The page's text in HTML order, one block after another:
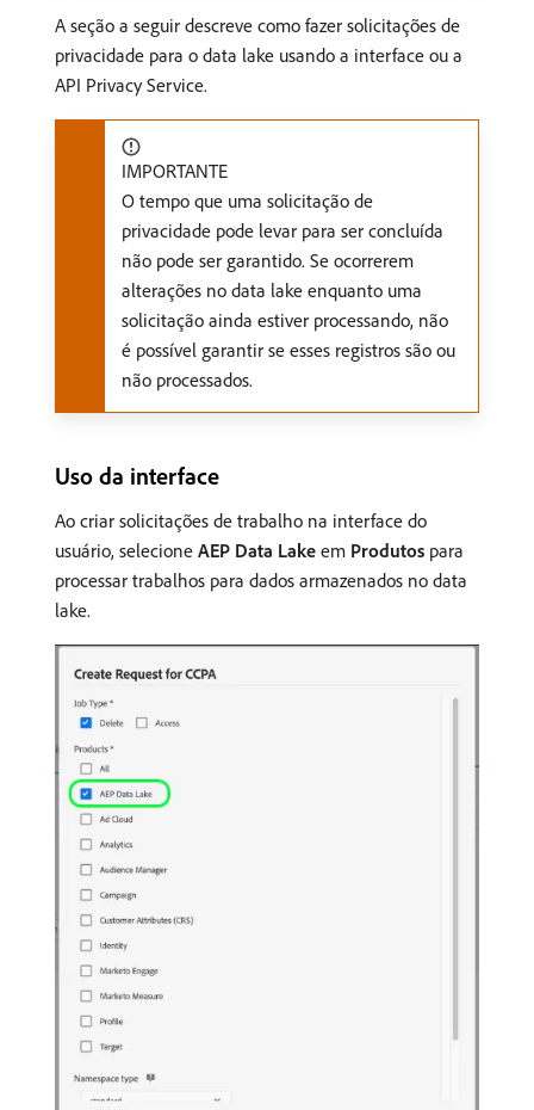
A seção a seguir descreve como fazer solicitações de
privacidade para o data lake usando a interface ou a
API Privacy Service.
IMPORTANTE
O tempo que uma solicitação de
privacidade pode levar para ser concluída
não pode ser garantido. Se ocorrerem
alterações no data lake enquanto uma
solicitação ainda estiver processando, não
é possível garantir se esses registros são ou
não processados.
Uso da interface
Ao criar solicitações de trabalho na interface do
usuário, selecione AEP Data Lake em Produtos para
processar trabalhos para dados armazenados no data
lake.